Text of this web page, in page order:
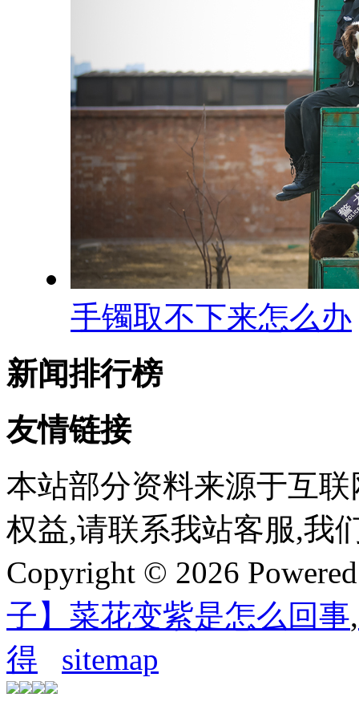
手镯取不下来怎么办
新闻排行榜
友情链接
本站部分资料来源于互
权益,请联系我站客服,我
Copyright © 2026
子】菜花变紫是怎么回事,
得
sitemap